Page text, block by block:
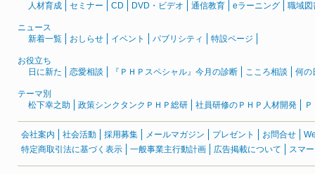
人材育成
セミナー CD DVD・ビデオ 通信教育 eラーニング 職域図
ニュース
新着一覧
おしらせ イベント パブリシティ 特設ページ
お役立ち
日に新た
恋愛相談 『ＰＨＰスペシャル』今月の診断 こころ相談 何の
テーマ別
松下幸之助
政策シンクタンクＰＨＰ総研 社員研修のＰＨＰ人材開発
会社案内 社会活動 採用募集 メールマガジン プレゼント お問合せ
特定商取引法に基づく表示
一般事業主行動計画 広告掲載について スマ